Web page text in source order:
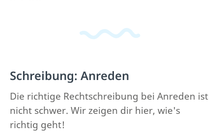
Schreibung: Anreden
Die richtige Rechtschreibung bei Anreden ist
nicht schwer. Wir zeigen dir hier, wie's
richtig geht!